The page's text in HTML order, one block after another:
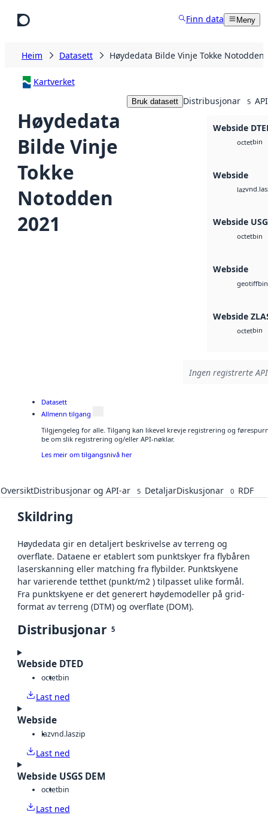
Finn data Meny
Heim Datasett Høydedata Bilde Vinje Tokke Notodden
Kartverket
Høydedata
Bilde Vinje
Tokke
Notodden
2021
Bruk datasett Distribusjonar 5
Webside
octetbin
Webside
laz
Webside
octetbin
Webside
geotiffbin
Webside
octetbin
Ingen registrerte
Datasett
Allmenn tilgang
Tilgjengeleg for alle. Tilgang kan likevel krevje registrering og
be om slik registrering og/eller API-nøklar.
Les meir om tilgangsnivå her
OversiktDistribusjonar og API-ar 5 DetaljarDiskusjonar 0 RDF
Skildring
Høydedata gir en detaljert beskrivelse av terreng og
overflate. Dataene er etablert som punktskyer fra flybåren
laserskanning eller matching fra flybilder. Punktskyene
har varierende tetthet (punkt/m2 ) tilpasset ulike formål.
Fra punktskyene er det generert høydemodeller på grid-
format av terreng (DTM) og overflate (DOM).
Distribusjonar 5
Webside DTED
octetbin
Last ned
Webside
lazvnd.laszip
Last ned
Webside USGS DEM
octetbin
Last ned